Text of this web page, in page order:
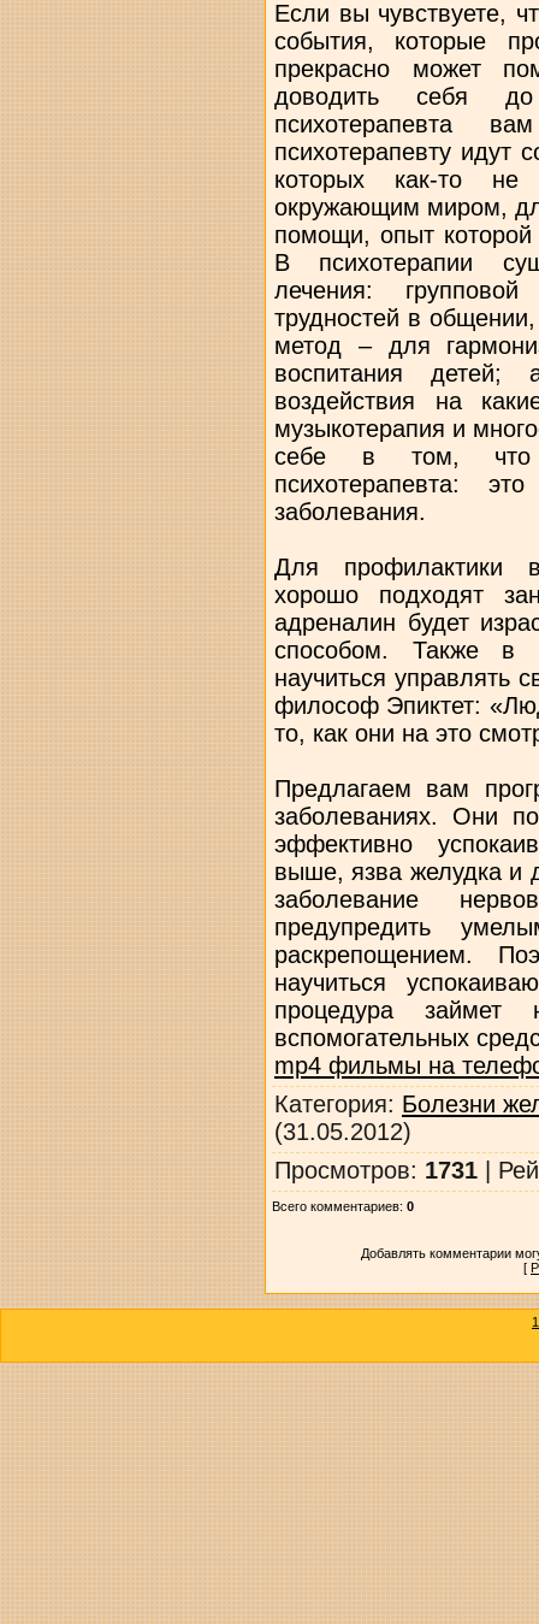
Если вы чувствуете,
события, которые
прекрасно может
доводить себя
психотерапевта
психотерапевту идут
которых как-то не
окружающим миром,
помощи, опыт которой
В психотерапии
лечения:
трудностей в
метод – для
воспитания детей;
воздействия на
музыкотерапия и
себе в том, что
психотерапевта:
заболевания.
Для профилактики
хорошо подходят
адреналин будет
способом. Также в
научиться управлять
философ Эпиктет:
то, как они на это
Предлагаем вам
заболеваниях. Они
эффективно
выше, язва желудка и
заболевание
предупредить
раскрепощением.
научиться
процедура
вспомогательных
mp4 фильмы на
Категория: Болезни
(31.05.2012)
Просмотров: 1731|
Всего комментариев: 0
Добавлять комментарии
[